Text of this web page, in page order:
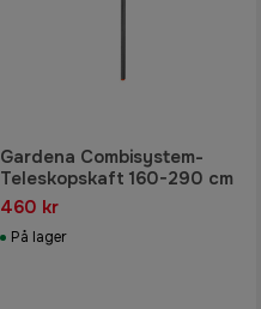
Gardena Combisystem-
Teleskopskaft 160-290 cm
460 kr
På lager